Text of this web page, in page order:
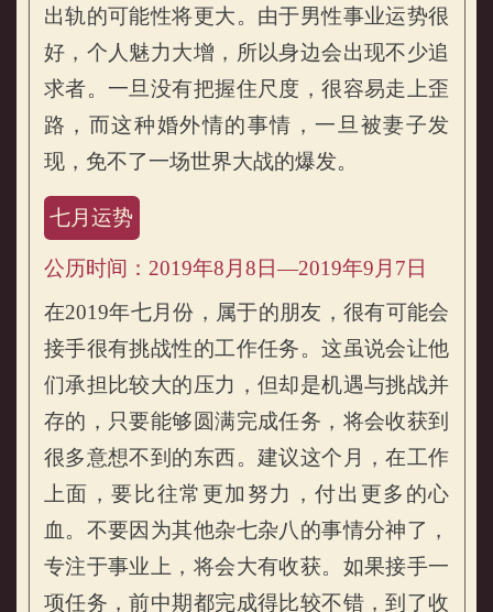
出轨的可能性将更大。由于男性事业运势很
好，个人魅力大增，所以身边会出现不少追
求者。一旦没有把握住尺度，很容易走上歪
路，而这种婚外情的事情，一旦被妻子发
现，免不了一场世界大战的爆发。
七月运势
公历时间：2019年8月8日—2019年9月7日
在2019年七月份，属于的朋友，很有可能会
接手很有挑战性的工作任务。这虽说会让他
们承担比较大的压力，但却是机遇与挑战并
存的，只要能够圆满完成任务，将会收获到
很多意想不到的东西。建议这个月，在工作
上面，要比往常更加努力，付出更多的心
血。不要因为其他杂七杂八的事情分神了，
专注于事业上，将会大有收获。如果接手一
项任务，前中期都完成得比较不错，到了收